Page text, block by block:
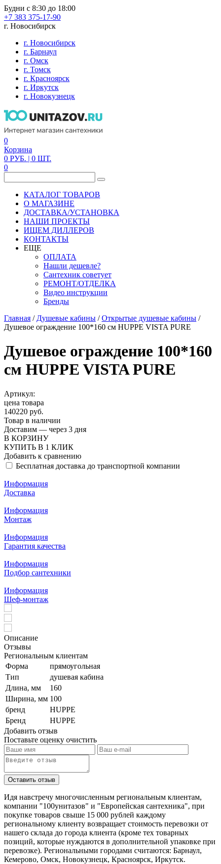
Будни с 8:30 до 18:00
+7 383 375-17-90
г. Новосибирск
г. Новосибирск
г. Барнаул
г. Омск
г. Томск
г. Красноярск
г. Иркутск
г. Новокузнецк
0
Корзина
0 РУБ. | 0 ШТ.
0
КАТАЛОГ ТОВАРОВ
О МАГАЗИНЕ
ДОСТАВКА/УСТАНОВКА
НАШИ ПРОЕКТЫ
ИЩЕМ ДИЛЛЕРОВ
КОНТАКТЫ
ЕЩЕ
ОПЛАТА
Нашли дешевле?
Сантехник советует
РЕМОНТ/ОТДЕЛКА
Видео инструкции
Бренды
Главная / Душевые кабины /Открытые душевые кабины /
Душевое ограждение 100*160 см HUPPE VISTA PURE
Душевое ограждение 100*160
см HUPPE VISTA PURE
Артикул:
цена товара
140220 руб.
Товар в наличии
Доставим — через 3 дня
В КОРЗИНУ
КУПИТЬ В 1 КЛИК
Добавить к сравнению
Бесплатная доставка до транспортной компании
Информация
Доставка
Информация
Монтаж
Информация
Гарантия качества
Информация
Подбор сантехники
Информация
Шеф-монтаж
Описание
Отзывы
Региональным клиентам
Форма
прямоугольная
Тип
душевая кабина
Длина, мм
160
Ширина, мм 100
бренд
HUPPE
Бренд
HUPPE
Добавить отзыв
Поставьте оценку очистить
Идя навстречу многочисленным региональным клиентам,
компании "100унитазов" и "Европейская сантехника", при
покупке товаров свыше 15 000 рублей каждому
региональному клиенту возвращает стоимость перевозки от
нашего склада до города клиента (кроме тех товарных
позиций, которые нуждаются в дополнительной упаковке при
перевозке). Региональными городами считаются: Барнаул,
Кемерово, Омск, Новокузнецк, Красноярск, Иркутск.